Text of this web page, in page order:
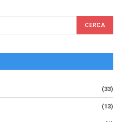
(33)
(13)